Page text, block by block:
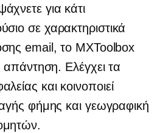
για κάτι
σε χαρακτηριστικά
email, το MXToolbox
απάντηση. Ελέγχει τα
και κοινοποιεί
φήμης και γεωγραφική